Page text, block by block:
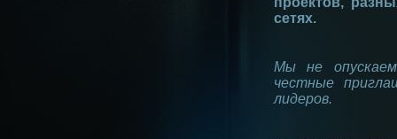
сетях.
Мы не
честные
лидеров.